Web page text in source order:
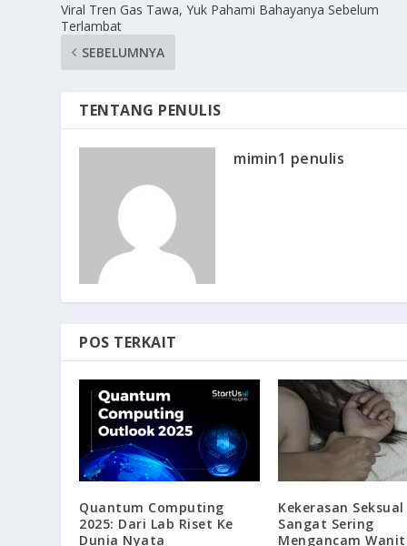
Viral Tren Gas Tawa, Yuk Pahami Bahayanya Sebelum
Terlambat
SEBELUMNYA
TENTANG PENULIS
mimin1 penulis
POS TERKAIT
Quantum Computing
2025: Dari Lab Riset Ke
Dunia Nyata
Kekerasan
Sangat Sering
Mengancam